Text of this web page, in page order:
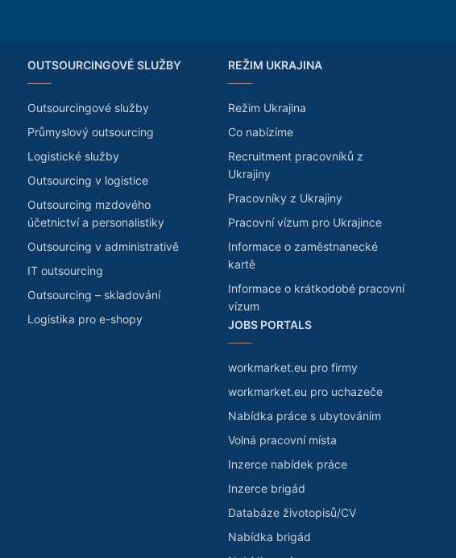
OUTSOURCINGOVÉ SLUŽBY
Outsourcingové služby
Průmyslový outsourcing
Logistické služby
Outsourcing v logistice
Outsourcing mzdového
účetnictví a personalistiky
Outsourcing v administrativě
IT outsourcing
Outsourcing – skladování
Logistika pro e-shopy
REŽIM UKRAJINA
Režim Ukrajina
Co nabízíme
Recruitment pracovníků z
Ukrajiny
Pracovníky z Ukrajiny
Pracovní vízum pro Ukrajince
Informace o zaměstnanecké
kartě
Informace o krátkodobé pracovní
vízum
JOBS PORTALS
workmarket.eu pro firmy
workmarket.eu pro uchazeče
Nabídka práce s ubytováním
Volná pracovní místa
Inzerce nabídek práce
Inzerce brigád
Databáze životopisů/CV
Nabídka brigád